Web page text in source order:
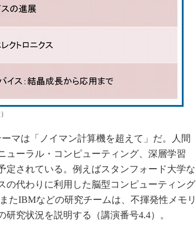
マは「ノイマン計算機を超えて」だ。人間
ューラル・コンピューティング、深層学習
定されている。例えばスタンフォード大学な
の代わりに利用した脳型コンピューティング
たIBMなどの研究チームは、不揮発性メモリ
究状況を説明する（講演番号4.4）。